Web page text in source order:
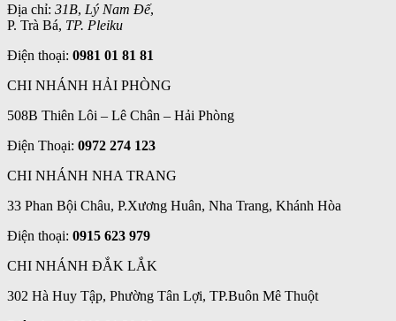
Địa chỉ: 31B, Lý Nam Đế,
P. Trà Bá, TP. Pleiku
Điện thoại: 0981 01 81 81
CHI NHÁNH HẢI PHÒNG
508B Thiên Lôi – Lê Chân – Hải Phòng
Điện Thoại: 0972 274 123
CHI NHÁNH NHA TRANG
33 Phan Bội Châu, P.Xương Huân, Nha Trang, Khánh Hòa
Điện thoại: 0915 623 979
CHI NHÁNH ĐẮK LẮK
302 Hà Huy Tập, Phường Tân Lợi, TP.Buôn Mê Thuột